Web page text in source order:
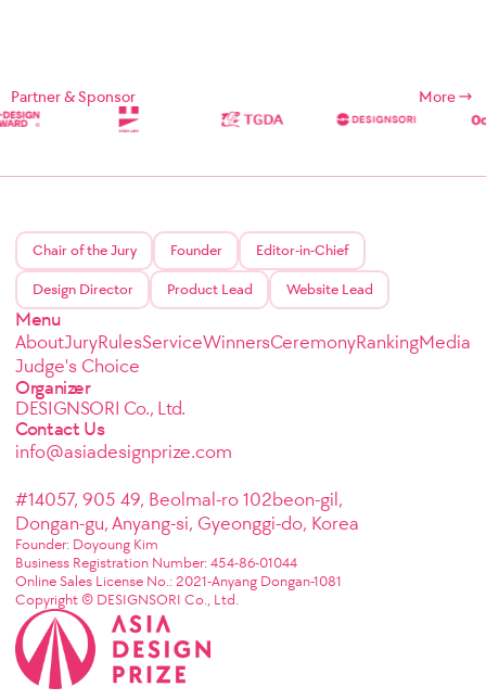
Partner & Sponsor More
Chair of the Jury Founder Editor-in-Chief
Design Director Product Lead Website Lead
Menu
AboutJuryRulesServiceWinnersCeremonyRankingMedia
Judge's Choice
Organizer
DESIGNSORI Co., Ltd.
Contact Us
info@asiadesignprize.com
#14057, 905 49, Beolmal-ro 102beon-gil,
Dongan-gu, Anyang-si, Gyeonggi-do, Korea
Founder: Doyoung Kim
Business Registration Number: 454-86-01044
Online Sales License No.: 2021-Anyang Dongan-1081
Copyright © DESIGNSORI Co., Ltd.